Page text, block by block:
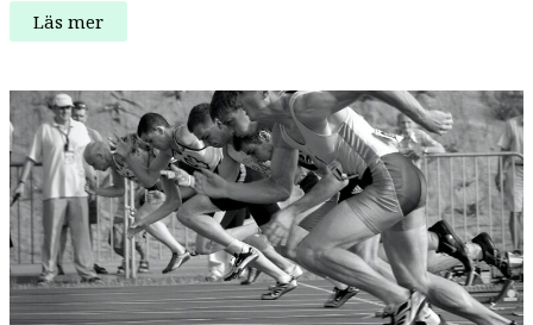
Sommarens
stora
höjdpunkterna
att
se
fram
emot
Läs mer